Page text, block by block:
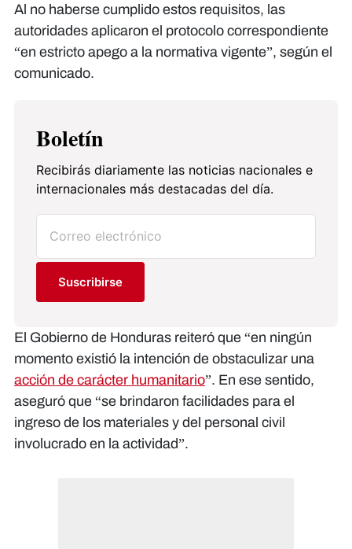
Al no haberse cumplido estos requisitos, las
autoridades aplicaron el protocolo correspondiente
“en estricto apego a la normativa vigente”, según el
comunicado.
Boletín
Recibirás diariamente las noticias nacionales e
internacionales más destacadas del día.
Suscribirse
El Gobierno de Honduras reiteró que “en ningún
momento existió la intención de obstaculizar una
acción de carácter humanitario”. En ese sentido,
aseguró que “se brindaron facilidades para el
ingreso de los materiales y del personal civil
involucrado en la actividad”.